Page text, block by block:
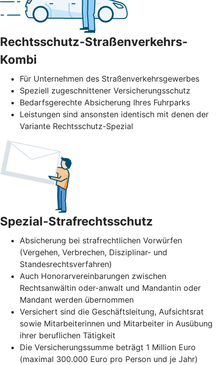
Rechtsschutz-Straßenverkehrs-
Kombi
Für Unternehmen des Straßenverkehrs­gewerbes
Speziell zugeschnittener Versicherungsschutz
Bedarfsgerechte Absicherung Ihres Fuhrparks
Leistungen sind ansonsten identisch mit denen der
Variante Rechtsschutz-Spezial
Spezial-Strafrechtsschutz
Absicherung bei strafrechtlichen Vorwürfen
(Vergehen, Verbrechen, Disziplinar- und
Standesrechtsverfahren)
Auch Honorarvereinbarungen zwischen
Rechtsanwältin oder-anwalt und Mandantin oder
Mandant werden übernommen
Versichert sind die Geschäftsleitung, Aufsichtsrat
sowie Mitarbeiterinnen und Mitarbeiter in Ausübung
ihrer beruflichen Tätigkeit
Die Versicherungssumme beträgt 1 Million Euro
(maximal 300.000 Euro pro Person und je Jahr)